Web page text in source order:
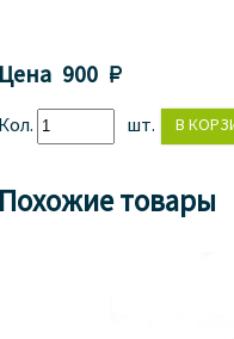
Цена 900 
Кол. шт.
Похожие товары